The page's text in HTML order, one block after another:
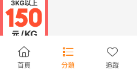
首頁 分類 追蹤